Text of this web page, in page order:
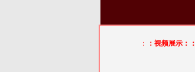
： ：视频展示：：